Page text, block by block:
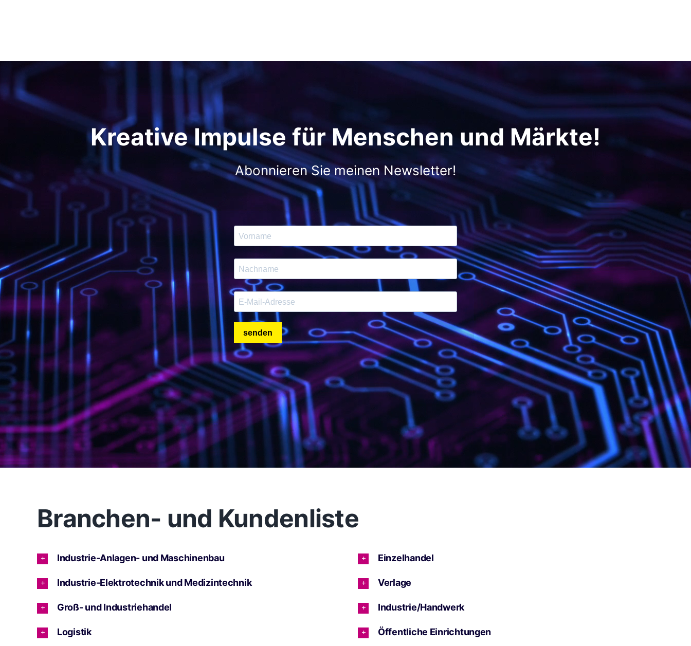
Kreative Impulse für Menschen und Märkte!
Abonnieren Sie meinen Newsletter!
Branchen- und Kundenliste
Industrie-Anlagen- und Maschinenbau
Industrie-Elektrotechnik und Medizintechnik
Groß- und Industriehandel
Logistik
Einzelhandel
Verlage
Industrie/Handwerk
Öffentliche Einrichtungen